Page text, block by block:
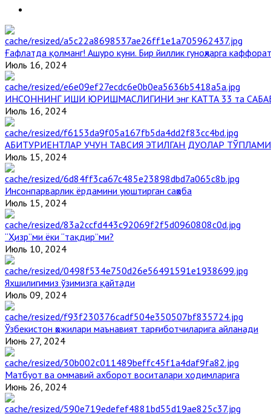
Ғафлатда қолманг! Ашуро куни. Бир йиллик гуноҳларга
Июль 16, 2024
ИНСОННИНГ ИШИ ЮРИШМАСЛИГИНИ энг КАТТА 33 та
Июль 16, 2024
АБИТУРИЕНТЛАР УЧУН ТАВСИЯ ЭТИЛГАН ДУОЛАР ТЎПЛАМИ
Июль 15, 2024
Инсонпарварлик ёрдамини уюштирган саҳоба
Июль 15, 2024
“Ҳизр”ми ёки “тақдир”ми?
Июль 10, 2024
Яхшилигимиз ўзимизга қайтади
Июль 09, 2024
Ўзбекистон ҳожилари маънавият тарғиботчиларига айланади
Июнь 27, 2024
Матбуот ва оммавий ахборот воситалари ходимларига
Июнь 26, 2024